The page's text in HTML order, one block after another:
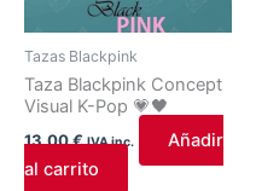
Tazas Blackpink
Taza Blackpink Concept
Visual K-Pop 💗🖤
13,00€ IVA inc.
Añadir
al carrito